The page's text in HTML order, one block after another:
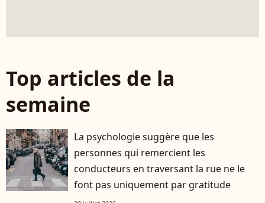
Top articles de la
semaine
La psychologie suggère que les
personnes qui remercient les
conducteurs en traversant la rue ne le
font pas uniquement par gratitude